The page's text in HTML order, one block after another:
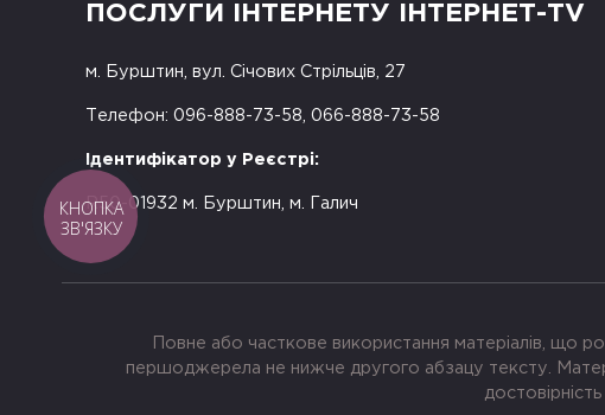
ПОСЛУГИ ІНТЕРНЕТУ ІНТЕРНЕТ-TV
м. Бурштин, вул. Січових Стрільців, 27
Телефон: 096-888-73-58, 066-888-73-58
Ідентифікатор у Реєстрі:
R50-01932 м. Бурштин, м. Галич
Повне або часткове використання матеріалів, що
першоджерела не нижче другого абзацу тексту.
КНОПКА
ЗВ'ЯЗКУ